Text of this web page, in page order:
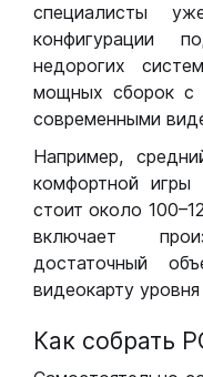
специалисты
конфигурации
недорогих
мощных сборок с
современными
Например,
комфортной игры
стоит около
включает
достаточный
видеокарту
Как собрать